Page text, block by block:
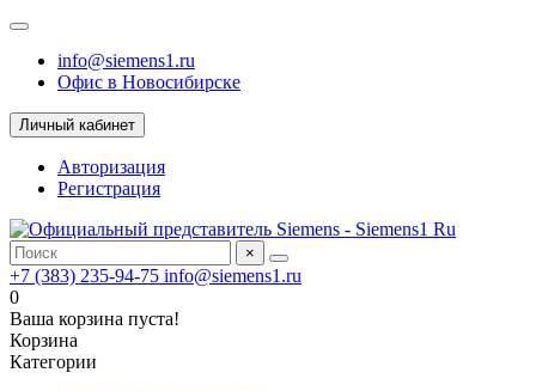
info@siemens1.ru
Офис в Новосибирске
Личный кабинет
Авторизация
Регистрация
×
+7 (383) 235-94-75 info@siemens1.ru
0
Ваша корзина пуста!
Корзина
Категории